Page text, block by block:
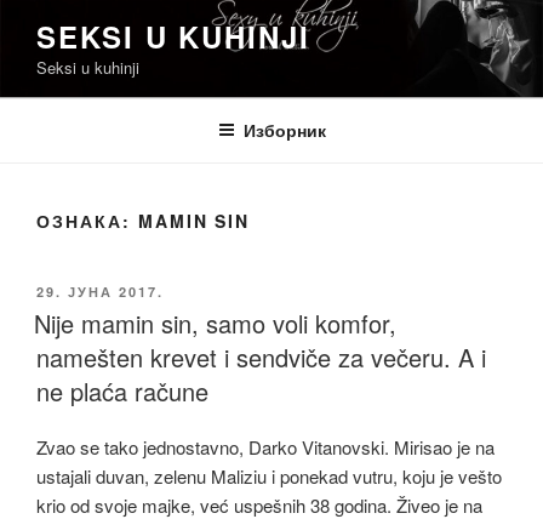
садржај
SEKSI U KUHINJI
Seksi u kuhinji
Изборник
ОЗНАКА: MAMIN SIN
ОБЈАВЉЕНО
29. ЈУНА 2017.
Nije mamin sin, samo voli komfor,
namešten krevet i sendviče za večeru. A i
ne plaća račune
Zvao se tako jednostavno, Darko Vitanovski. Mirisao je na
ustajali duvan, zelenu Maliziu i ponekad vutru, koju je vešto
krio od svoje majke, već uspešnih 38 godina. Živeo je na